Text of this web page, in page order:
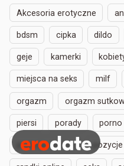
Kobiet
Akcesoria erotyczne
bdsm cipka dildo
geje kamerki
miejsca na seks milf
orgazm orgazm
piersi porady porno
pozycje analne